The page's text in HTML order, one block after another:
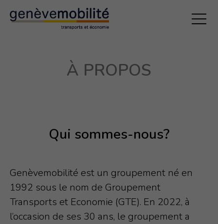
Transports professionnel
Gestion de l’espace public
Actualités
Prise de positions
Etudes et analyses
À PROPOS
Qui sommes-nous?
Genèvemobilité est un groupement né en
1992 sous le nom de Groupement
Transports et Economie (GTE). En 2022, à
l’occasion de ses 30 ans, le groupement a